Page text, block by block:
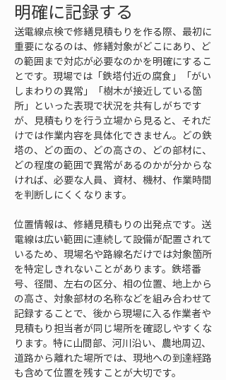
明確に記録する
送電線点検で修繕見積もりを作る際、最初に
重要になるのは、修繕対象がどこにあり、ど
の範囲まで対応が必要なのかを明確にするこ
とです。現場では「鉄塔付近の腐食」「がい
しまわりの異常」「樹木が接近している箇
所」といった表現で状況を共有しがちです
が、見積もりを行う立場から見ると、それだ
けでは作業内容を具体化できません。どの鉄
塔の、どの面の、どの高さの、どの部材に、
どの程度の範囲で異常があるのかが分からな
ければ、必要な人員、資材、機材、作業時間
を判断しにくくなります。
位置情報は、修繕見積もりの出発点です。送
電線は広い範囲に連続して設備が配置されて
いるため、現場名や路線名だけでは対象箇所
を特定しきれないことがあります。鉄塔番
号、径間、左右の区分、相の位置、地上から
の高さ、対象部材の名称などを組み合わせて
記録することで、後から現場に入る作業者や
見積もり担当者が同じ場所を確認しやすくな
ります。特に山間部、河川沿い、農地周辺、
道路から離れた場所では、現地への到達経路
も含めて位置を残すことが大切です。